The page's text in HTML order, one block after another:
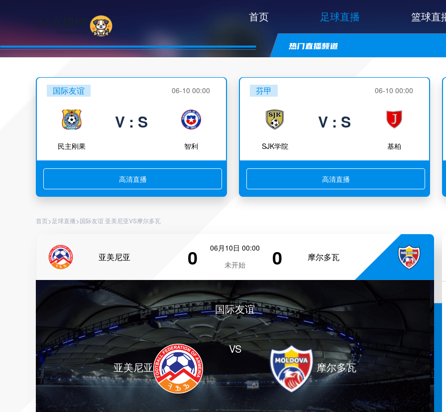
首页 足球直播 篮球直
国际友谊 06-10 00:00
民主刚果
V : S
智利
高清直播
芬甲 06-10 00:00
SJK学院
V : S
基柏
高清直播
首页> 足球直播>国际友谊 亚美尼亚VS摩尔多瓦
亚美尼亚 0
06月10日 00:00
未开始
0 摩尔多瓦
亚美尼亚
国际友谊
VS
摩尔多瓦